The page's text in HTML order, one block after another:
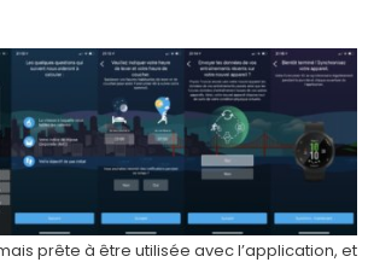
prête à être utilisée avec l’application, et